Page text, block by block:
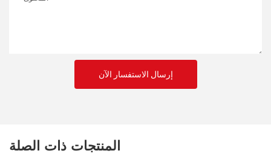
إرسال الاستفسار الآن
المنتجات ذات الصلة